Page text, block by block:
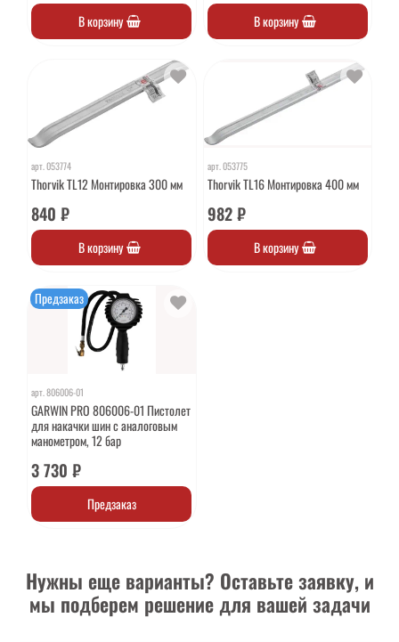
В корзину В корзину
арт.053774
Thorvik TL12 Монтировка 300 мм
840 ₽
В корзину
арт. 053775
Thorvik TL16 Монтировка 400 мм
982 ₽
В корзину
Предзаказ
арт.806006-01
GARWIN PRO 806006-01 Пистолет
для накачки шин с аналоговым
манометром, 12 бар
3 730 ₽
Предзаказ
Нужны еще варианты? Оставьте заявку, и
мы подберем решение для вашей задачи